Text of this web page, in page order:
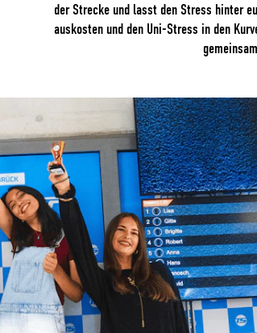
der Strecke und lasst den Stress hinter
auskosten und den Uni-Stress in den